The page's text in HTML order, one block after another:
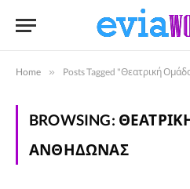
Home » Posts Tagged "Θεατρική
BROWSING:
ΑΝΘΗΔΏΝΑΣ